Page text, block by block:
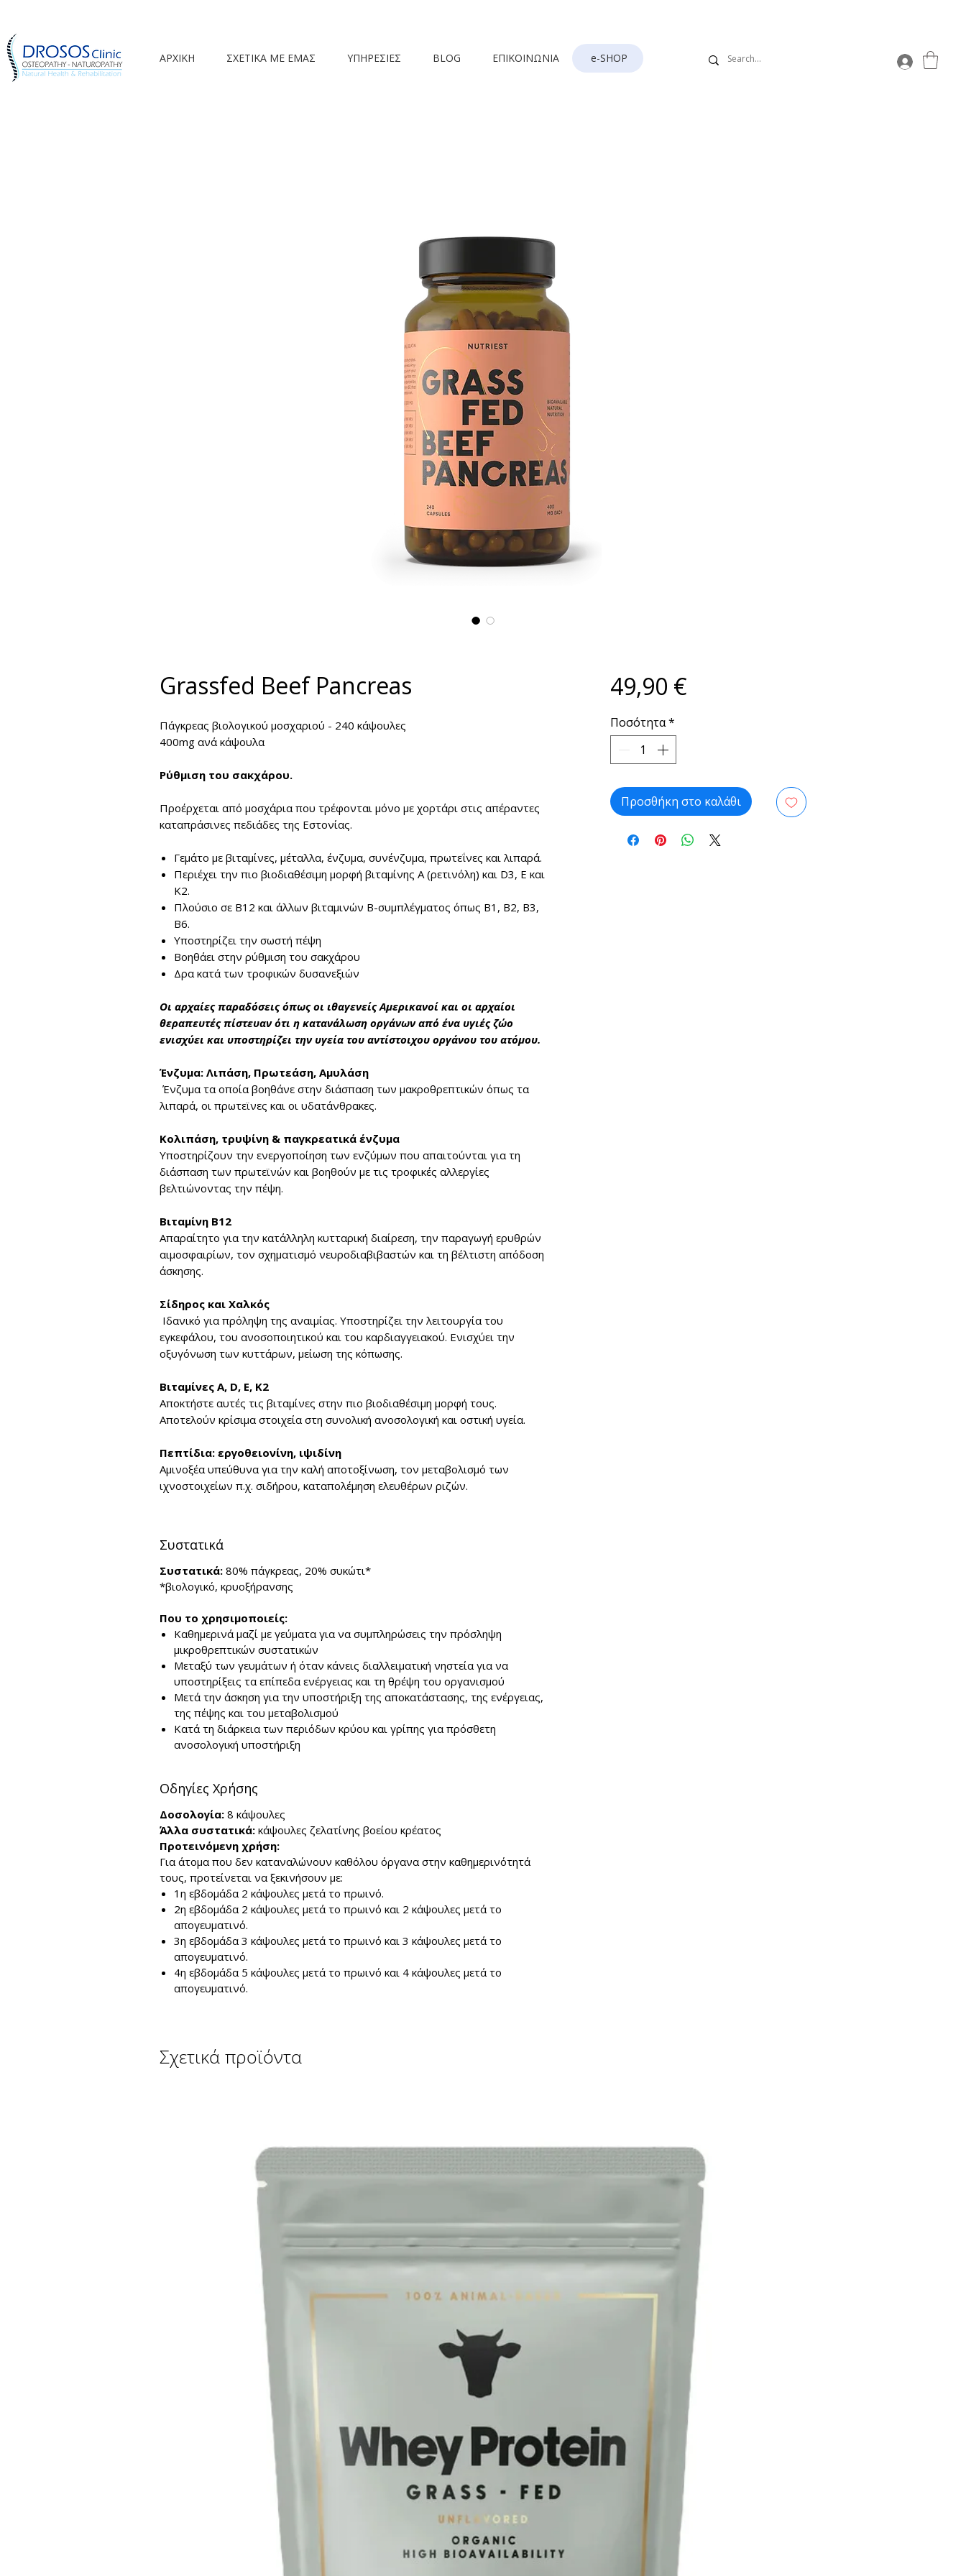
ΑΡΧΙΚΗ ΣΧΕΤΙΚΑ ΜΕ ΕΜΑΣ ΥΠΗΡΕΣΙΕΣ BLOG ΕΠΙΚΟΙΝΩΝΙΑ e-SHOP
Grassfed Beef Pancreas
Πάγκρεας βιολογικού μοσχαριού - 240 κάψουλες
400mg ανά κάψουλα
Ρύθμιση του σακχάρου.
Προέρχεται από μοσχάρια που τρέφονται μόνο με χορτάρι στις απέραντες
καταπράσινες πεδιάδες της Εστονίας.
Γεμάτο με βιταμίνες, μέταλλα, ένζυμα, συνένζυμα, πρωτεΐνες και λιπαρά.
Περιέχει την πιο βιοδιαθέσιμη μορφή βιταμίνης Α (ρετινόλη) και D3, Ε και
Κ2.
Πλούσιο σε Β12 και άλλων βιταμινών B-συμπλέγματος όπως B1, B2, B3,
B6.
Υποστηρίζει την σωστή πέψη
Βοηθάει στην ρύθμιση του σακχάρου
Δρα κατά των τροφικών δυσανεξιών
Οι αρχαίες παραδόσεις όπως οι ιθαγενείς Αμερικανοί και οι αρχαίοι
θεραπευτές πίστευαν ότι η κατανάλωση οργάνων από ένα υγιές ζώο
ενισχύει και υποστηρίζει την υγεία του αντίστοιχου οργάνου του ατόμου.
Ένζυμα: Λιπάση, Πρωτεάση, Αμυλάση
Ένζυμα τα οποία βοηθάνε στην διάσπαση των μακροθρεπτικών όπως τα
λιπαρά, οι πρωτεϊνες και οι υδατάνθρακες.
Κολιπάση, τρυψίνη & παγκρεατικά ένζυμα
Υποστηρίζουν την ενεργοποίηση των ενζύμων που απαιτούνται για τη
διάσπαση των πρωτεϊνών και βοηθούν με τις τροφικές αλλεργίες
βελτιώνοντας την πέψη.
Βιταμίνη Β12
Απαραίτητο για την κατάλληλη κυτταρική διαίρεση, την παραγωγή ερυθρών
αιμοσφαιρίων, τον σχηματισμό νευροδιαβιβαστών και τη βέλτιστη απόδοση
άσκησης.
Σίδηρος και Χαλκός
Ιδανικό για πρόληψη της αναιμίας. Υποστηρίζει την λειτουργία του
εγκεφάλου, του ανοσοποιητικού και του καρδιαγγειακού. Ενισχύει την
οξυγόνωση των κυττάρων, μείωση της κόπωσης.
Βιταμίνες Α, D, E, K2
Αποκτήστε αυτές τις βιταμίνες στην πιο βιοδιαθέσιμη μορφή τους.
Αποτελούν κρίσιμα στοιχεία στη συνολική ανοσολογική και οστική υγεία.
Πεπτίδια: εργοθειονίνη, ιψιδίνη
Αμινοξέα υπεύθυνα για την καλή αποτοξίνωση, τον μεταβολισμό των
ιχνοστοιχείων π.χ. σιδήρου, καταπολέμηση ελευθέρων ριζών.
Συστατικά
Συστατικά: 80% πάγκρεας, 20% συκώτι*
*βιολογικό, κρυοξήρανσης
Που το χρησιμοποιείς:
Καθημερινά μαζί με γεύματα για να συμπληρώσεις την πρόσληψη
μικροθρεπτικών συστατικών
Μεταξύ των γευμάτων ή όταν κάνεις διαλλειματική νηστεία για να
υποστηρίξεις τα επίπεδα ενέργειας και τη θρέψη του οργανισμού
Μετά την άσκηση για την υποστήριξη της αποκατάστασης, της ενέργειας,
της πέψης και του μεταβολισμού
Κατά τη διάρκεια των περιόδων κρύου και γρίπης για πρόσθετη
ανοσολογική υποστήριξη
Οδηγίες Χρήσης
Δοσολογία: 8 κάψουλες
Άλλα συστατικά: κάψουλες ζελατίνης βοείου κρέατος
Προτεινόμενη χρήση:
Για άτομα που δεν καταναλώνουν καθόλου όργανα στην καθημερινότητά
τους, προτείνεται να ξεκινήσουν με:
1η εβδομάδα 2 κάψουλες μετά το πρωινό.
2η εβδομάδα 2 κάψουλες μετά το πρωινό και 2 κάψουλες μετά το
απογευματινό.
3η εβδομάδα 3 κάψουλες μετά το πρωινό και 3 κάψουλες μετά το
απογευματινό.
4η εβδομάδα 5 κάψουλες μετά το πρωινό και 4 κάψουλες μετά το
απογευματινό.
49,90 €Τιμή
Ποσότητα*
Προσθήκη στο καλάθι
Σχετικά προϊόντα